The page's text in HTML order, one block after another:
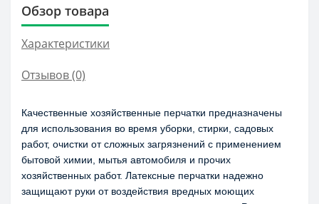
Обзор товара
Характеристики
Отзывов (0)
Качественные хозяйственные перчатки предназначены
для использования во время уборки, стирки, садовых
работ, очистки от сложных загрязнений с применением
бытовой химии, мытья автомобиля и прочих
хозяйственных работ. Латексные перчатки надежно
защищают руки от воздействия вредных моющих